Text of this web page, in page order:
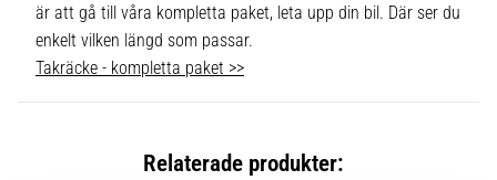
är att gå till våra kompletta paket, leta upp din bil. Där ser du
enkelt vilken längd som passar.
Takräcke - kompletta paket >>
Relaterade produkter: